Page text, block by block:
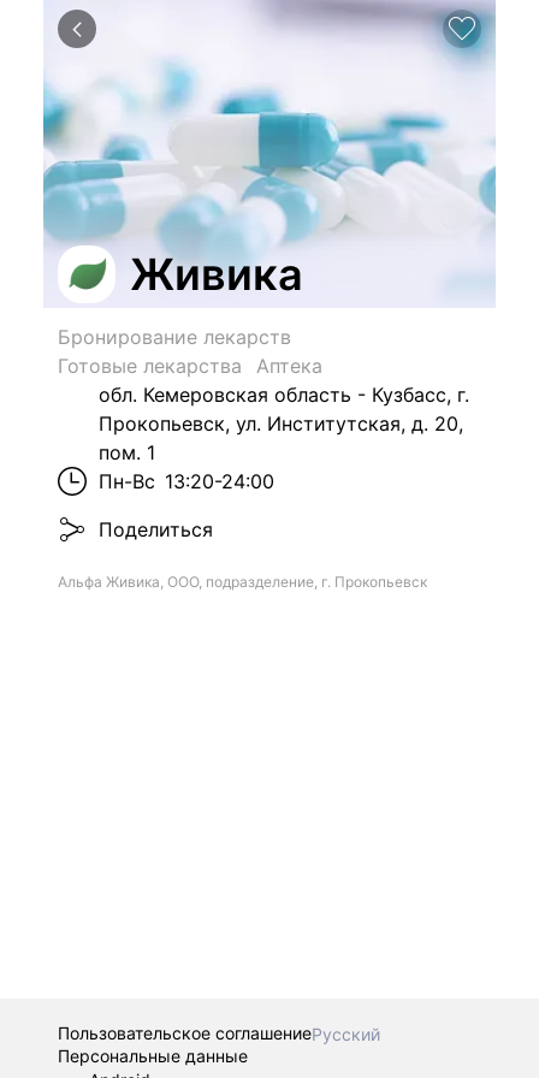
Живика
Бронирование лекарств
Готовые лекарства
Аптека
обл. Кемеровская область - Кузбасс, г.
Прокопьевск, ул. Институтская, д. 20,
пом. 1
Пн-Вс 13:20-24:00
Поделиться
Альфа Живика, ООО, подразделение, г. Прокопьевск
Пользовательское соглашениеРусский
Персональные данные